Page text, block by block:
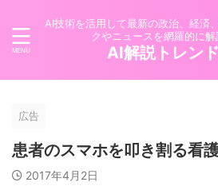
AI技術を活用して最新の政治、経済
クやニュースを網羅的に解
AI解説トレン
広告
患者のスマホを叩き割る看
2017年4月2日